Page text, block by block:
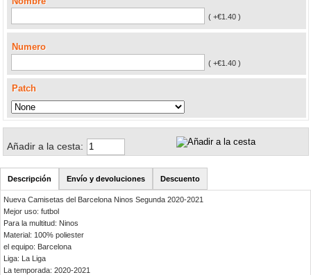
( +€1.40 )
Numero
( +€1.40 )
Patch
Añadir a la cesta:
Descripción Envío y devoluciones Descuento
Nueva Camisetas del Barcelona Ninos Segunda 2020-2021
Mejor uso: futbol
Para la multitud: Ninos
Material: 100% poliester
el equipo: Barcelona
Liga: La Liga
La temporada: 2020-2021